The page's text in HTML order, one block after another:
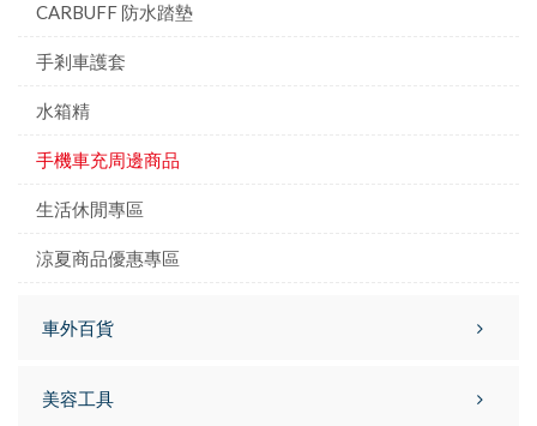
CARBUFF 防水踏墊
手剎車護套
水箱精
手機車充周邊商品
生活休閒專區
涼夏商品優惠專區
車外百貨
美容工具